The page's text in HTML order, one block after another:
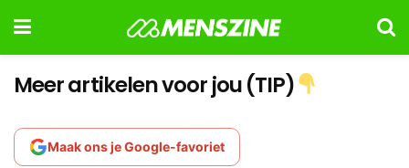
Meer artikelen voor jou (TIP)
Maak ons je Google-favoriet